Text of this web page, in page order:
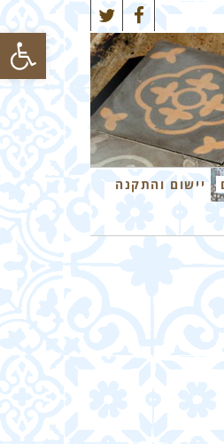
פתח
Facebook
Twitter
יישום והתקנה